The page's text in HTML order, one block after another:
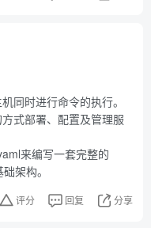
同时进行命令的执行。
式部署、配置及管理服
来编写一套完整的
架构。
评分 回复 分享